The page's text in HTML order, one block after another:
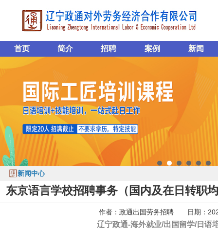
首页 简介 招聘 案例 新闻
新闻中心
东京语言学校招聘事务（国内及在日转职
作者：政通出国劳务招聘 日期：
辽宁政通-海外就业/出国留学/日语